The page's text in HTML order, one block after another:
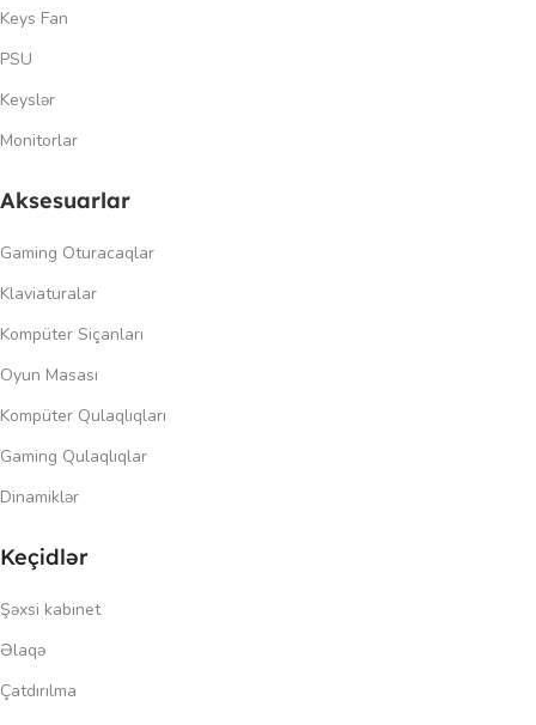
Keys Fan
PSU
Keyslər
Monitorlar
Aksesuarlar
Gaming Oturacaqlar
Klaviaturalar
Kompüter Siçanları
Oyun Masası
Kompüter Qulaqlıqları
Gaming Qulaqlıqlar
Dinamiklər
Keçidlər
Şəxsi kabinet
Əlaqə
Çatdırılma